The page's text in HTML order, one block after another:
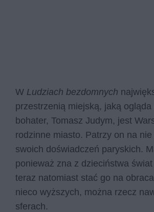
W Ludziach bezdomnych
przestrzenią miejską, jaką ogląda
bohater, Tomasz Judym, jest
rodzinne miasto. Patrzy on na
swoich doświadczeń paryskich.
ponieważ zna z dzieciństwa
teraz natomiast stać go na
nieco wyższych, można rzecz
sferach.